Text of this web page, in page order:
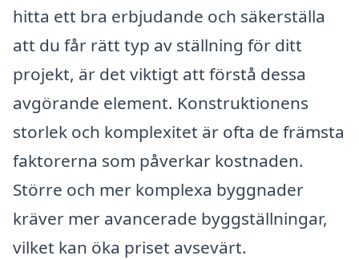
hitta ett bra erbjudande och säkerställa
att du får rätt typ av ställning för ditt
projekt, är det viktigt att förstå dessa
avgörande element. Konstruktionens
storlek och komplexitet är ofta de främsta
faktorerna som påverkar kostnaden.
Större och mer komplexa byggnader
kräver mer avancerade byggställningar,
vilket kan öka priset avsevärt.